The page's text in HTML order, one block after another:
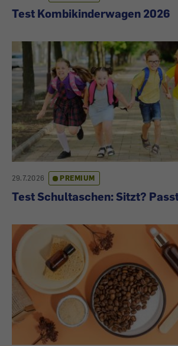
Test Kombikinderwagen 2026
29.7.2026 PREMIUM
Test Schultaschen: Sitzt?